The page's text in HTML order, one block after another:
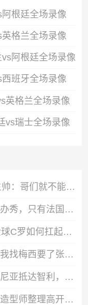
根廷全场录像
格兰全场录像
阿根廷全场录像
班牙全场录像
英格兰全场录像
vs瑞士全场录像
这么夸梅西😂？下轮对手主帅：哥们就不能度度假，坐坐游艇吗？
时尚国度！在世界杯决赛前办秀，只有法国人敢这么做！
冲击力最强的时期！08年金球C罗如何扛起球队？
与神同在！梅迪纳：世界杯我找梅西要了张照片，我得把它纹在身上
球星待遇，人气火爆！沃齐尼亚抵达智利，众多球迷接机欢呼声震耳
此前夏奇拉亮相首映礼时，造型师整理高开叉裙动作过分亲密惹争议